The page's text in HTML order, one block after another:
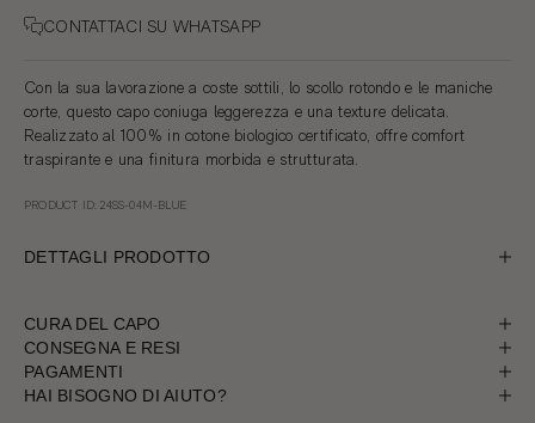
CONTATTACI SU WHATSAPP
Con la sua lavorazione a coste sottili, lo scollo rotondo e le maniche
corte, questo capo coniuga leggerezza e una texture delicata.
Realizzato al 100% in cotone biologico certificato, offre comfort
traspirante e una finitura morbida e strutturata.
PRODUCT ID: 24SS-04M-BLUE
DETTAGLI PRODOTTO
CURA DEL CAPO
CONSEGNA E RESI
PAGAMENTI
HAI BISOGNO DI AIUTO?